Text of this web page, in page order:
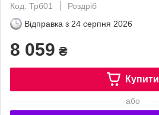
Код: Трб01
Роздріб
Відправка з 24 серпня 2026
8 059 ₴
Купити
або